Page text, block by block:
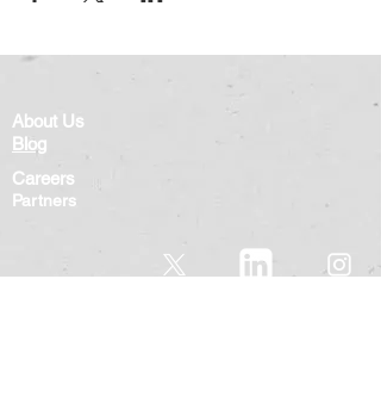
About Us
Blog
Careers
Partners